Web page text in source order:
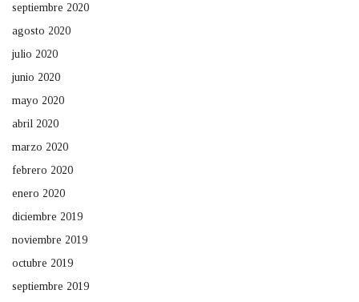
septiembre 2020
agosto 2020
julio 2020
junio 2020
mayo 2020
abril 2020
marzo 2020
febrero 2020
enero 2020
diciembre 2019
noviembre 2019
octubre 2019
septiembre 2019